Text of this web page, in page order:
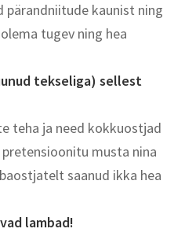
pärandniitude kaunist ning
tugev ning hea
tekseliga) sellest
teha ja need kokkuostjad
musta nina
saanud ikka hea
lambad!